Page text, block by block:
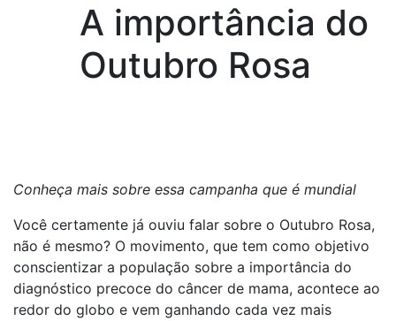
A importância do
Outubro Rosa
Conheça mais sobre essa campanha que é mundial
Você certamente já ouviu falar sobre o Outubro Rosa,
não é mesmo? O movimento, que tem como objetivo
conscientizar a população sobre a importância do
diagnóstico precoce do câncer de mama, acontece ao
redor do globo e vem ganhando cada vez mais